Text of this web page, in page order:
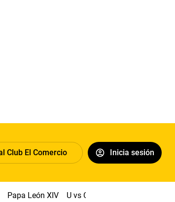
Club El Comercio Inicia sesión
Papa León XIV U vs Cristal